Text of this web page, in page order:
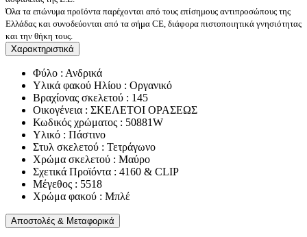
Όλα τα επώνυμα προϊόντα παρέχονται από τους επίσημους αντιπροσώπους της
Ελλάδας και συνοδεύονται από τα σήμα CE, διάφορα πιστοποιητικά γνησιότητας
και την θήκη τους.
Χαρακτηριστικά
Φύλο : Ανδρικά
Υλικά φακού Ηλίου : Οργανικό
Βραχίονας σκελετού : 145
Οικογένεια : ΣΚΕΛΕΤΟΙ ΟΡΑΣΕΩΣ
Κωδικός χρώματος : 50881W
Υλικό : Πάστινο
Στυλ σκελετού : Τετράγωνο
Χρώμα σκελετού : Μαύρο
Σχετικά Προϊόντα : 4160 & CLIP
Μέγεθος : 5518
Χρώμα φακού : Μπλέ
Αποστολές & Μεταφορικά